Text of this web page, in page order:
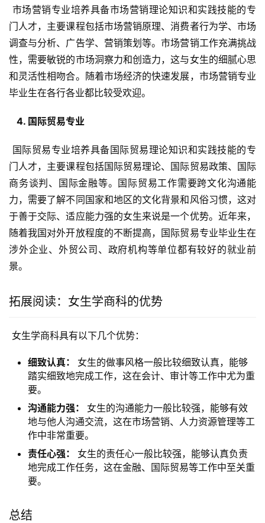
门人才，主要课程包括市场营销原理、消费者行为学、市场
调查与分析、广告学、营销策划等。市场营销工作充满挑战
性，需要敏锐的市场洞察力和创造力，这与女生的细腻心思
和灵活性相吻合。随着市场经济的快速发展，市场营销专业
毕业生在各行各业都比较受欢迎。
  4. 国际贸易专业
门人才，主要课程包括国际贸易理论、国际贸易政策、国际
商务谈判、国际金融等。国际贸易工作需要跨文化沟通能
力，需要了解不同国家和地区的文化背景和风俗习惯，这对
于善于交际、适应能力强的女生来说是一个优势。近年来，
随着我国对外开放程度的不断提高，国际贸易专业毕业生在
涉外企业、外贸公司、政府机构等单位都有较好的就业前
景。
拓展阅读：女生学商科的优势
女生学商科具有以下几个优势：
细致认真： 女生的做事风格一般比较细致认真，能够
踏实细致地完成工作，这在会计、审计等工作中尤为重
要。
沟通能力强： 女生的沟通能力一般比较强，能够有效
地与他人沟通交流，这在市场营销、人力资源管理等工
作中非常重要。
责任心强： 女生的责任心一般比较强，能够认真负责
地完成工作任务，这在金融、国际贸易等工作中至关重
要。
总结